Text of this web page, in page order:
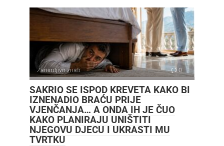
Zanimljivo znati 0
SAKRIO SE ISPOD KREVETA KAKO BI
IZNENADIO BRAĆU PRIJE
VJENČANJA… A ONDA IH JE ČUO
KAKO PLANIRAJU UNIŠTITI
NJEGOVU DJECU I UKRASTI MU
TVRTKU